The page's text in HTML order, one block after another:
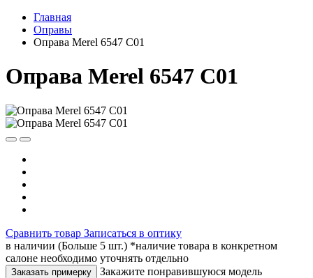
Главная
Оправы
Оправа Merel 6547 C01
Оправа Merel 6547 C01
Сравнить товар Записаться в оптику
в наличии (Больше 5 шт.) *наличие товара в конкретном
салоне необходимо уточнять отдельно
Заказать примерку
Закажите понравившуюся модель